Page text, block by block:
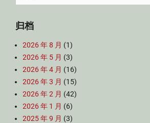
for:
归档
2026 年 8 月 (1)
2026 年 5 月 (3)
2026 年 4 月 (16)
2026 年 3 月 (15)
2026 年 2 月 (42)
2026 年 1 月 (6)
2025 年 9 月 (3)